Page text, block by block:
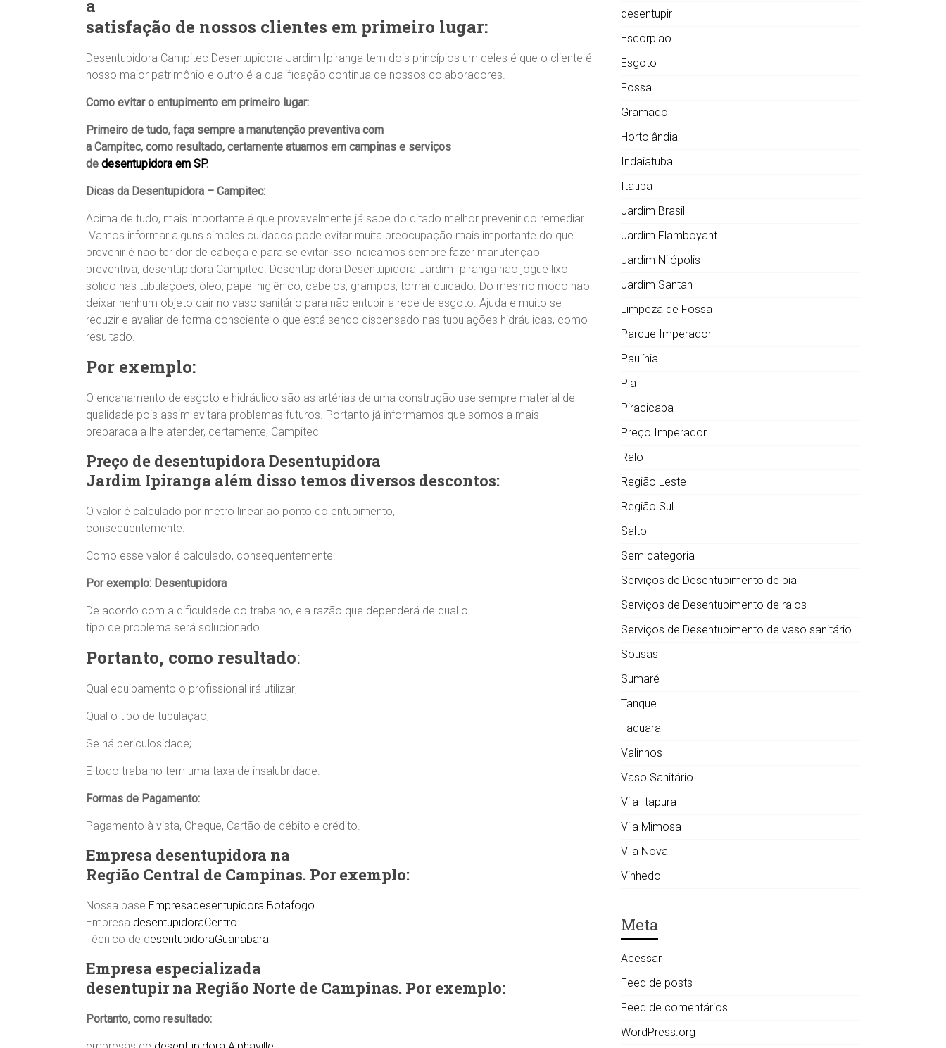
a
satisfação de nossos clientes em primeiro lugar:
Desentupidora Campitec Desentupidora Jardim Ipiranga tem dois princípios um deles é que o cliente é
nosso maior patrimônio e outro é a qualificação continua de nossos colaboradores.
Como evitar o entupimento em primeiro lugar:
Primeiro de tudo, faça sempre a manutenção preventiva com
a Campitec, como resultado, certamente atuamos em campinas e serviços
de desentupidora em SP.
Dicas da Desentupidora – Campitec:
Acima de tudo, mais importante é que provavelmente já sabe do ditado melhor prevenir do remediar
.Vamos informar alguns simples cuidados pode evitar muita preocupação mais importante do que
prevenir é não ter dor de cabeça e para se evitar isso indicamos sempre fazer manutenção
preventiva, desentupidora Campitec. Desentupidora Desentupidora Jardim Ipiranga não jogue lixo
solido nas tubulações, óleo, papel higiênico, cabelos, grampos, tomar cuidado. Do mesmo modo não
deixar nenhum objeto cair no vaso sanitário para não entupir a rede de esgoto. Ajuda e muito se
reduzir e avaliar de forma consciente o que está sendo dispensado nas tubulações hidráulicas, como
resultado.
Por exemplo:
O encanamento de esgoto e hidráulico são as artérias de uma construção use sempre material de
qualidade pois assim evitara problemas futuros. Portanto já informamos que somos a mais
preparada a lhe atender, certamente, Campitec
Preço de desentupidora Desentupidora
Jardim Ipiranga além disso temos diversos descontos:
O valor é calculado por metro linear ao ponto do entupimento,
consequentemente.
Como esse valor é calculado, consequentemente:
Por exemplo: Desentupidora
De acordo com a dificuldade do trabalho, ela razão que dependerá de qual o
tipo de problema será solucionado.
Portanto, como resultado:
Qual equipamento o profissional irá utilizar;
Qual o tipo de tubulação;
Se há periculosidade;
E todo trabalho tem uma taxa de insalubridade.
Formas de Pagamento:
Pagamento à vista, Cheque, Cartão de débito e crédito.
Empresa desentupidora na
Região Central de Campinas. Por exemplo:
Nossa base Empresadesentupidora Botafogo
Empresa desentupidoraCentro
Técnico de desentupidoraGuanabara
Empresa especializada
desentupir na Região Norte de Campinas. Por exemplo:
Portanto, como resultado:
desentupir
Escorpião
Esgoto
Fossa
Gramado
Hortolândia
Indaiatuba
Itatiba
Jardim Brasil
Jardim Flamboyant
Jardim Nilópolis
Jardim Santan
Limpeza de Fossa
Parque Imperador
Paulínia
Pia
Piracicaba
Preço Imperador
Ralo
Região Leste
Região Sul
Salto
Sem categoria
Serviços de Desentupimento de pia
Serviços de Desentupimento de ralos
Serviços de Desentupimento de vaso sanitário
Sousas
Sumaré
Tanque
Taquaral
Valinhos
Vaso Sanitário
Vila Itapura
Vila Mimosa
Vila Nova
Vinhedo
Meta
Acessar
Feed de posts
Feed de comentários
WordPress.org